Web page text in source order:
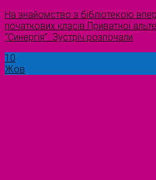
На знайомство з бібліотекою
початкових класів Приватної
“Синергія”. Зустріч розпочали
10
Жов